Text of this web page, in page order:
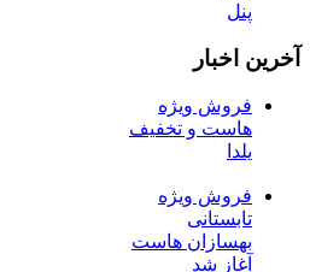
پنل
آخرین اخبار
فروش ویژه
هاست و تخفیف
یلدا
فروش ویژه
تابستانی
بهسازان هاست
آغاز شد